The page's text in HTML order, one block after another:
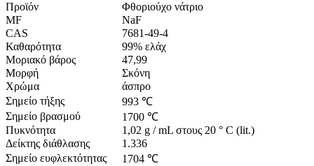
Προϊόν
Φθοριούχο νάτριο
MF
NaF
CAS
7681-49-4
Καθαρότητα
99% ελάχ
Μοριακό βάρος
47,99
Μορφή
Σκόνη
Χρώμα
άσπρο
Σημείο τήξης
993 ℃
Σημείο βρασμού
1700 ℃
Πυκνότητα
1,02 g / mL στους 20 ° C (lit.)
Δείκτης διάθλασης
1.336
Σημείο ευφλεκτότητας
1704 ℃